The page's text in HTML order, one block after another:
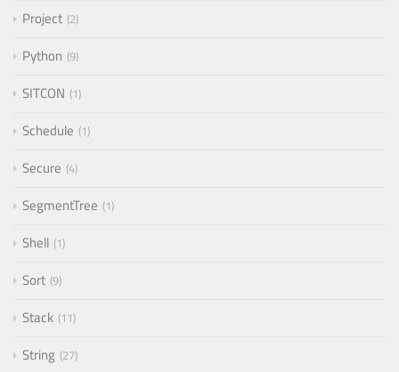
Project 2
Python 9
SITCON 1
Schedule 1
Secure 4
SegmentTree 1
Shell 1
Sort 9
Stack 11
String 27